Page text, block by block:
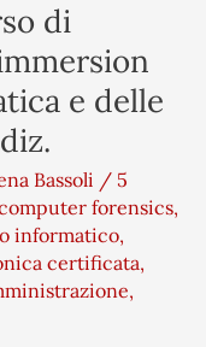
di
e delle
Bassoli / 5
forensics,
informatico,
certificata,
,